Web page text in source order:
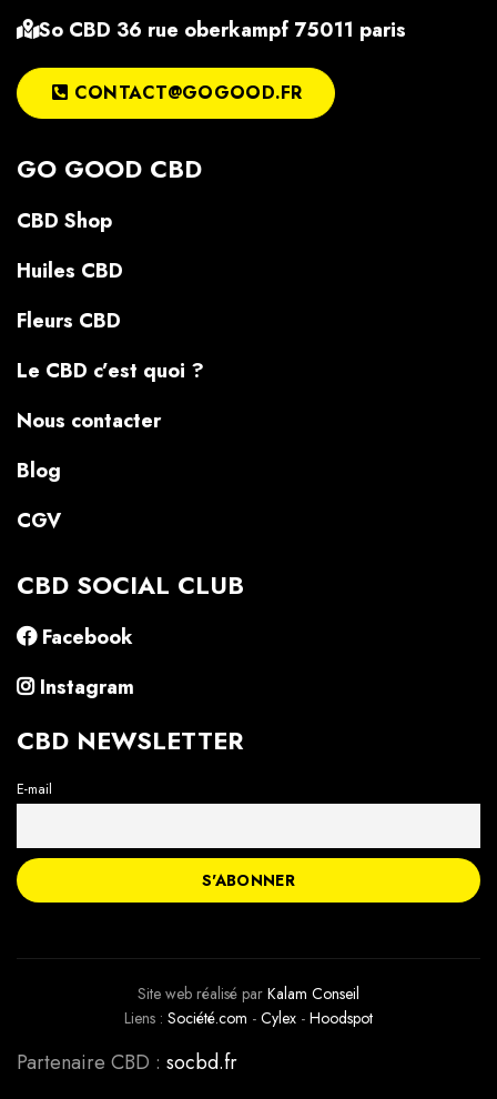
So CBD 36 rue oberkampf 75011 paris
CONTACT@GOGOOD.FR
GO GOOD CBD
CBD Shop
Huiles CBD
Fleurs CBD
Le CBD c’est quoi ?
Nous contacter
Blog
CGV
CBD SOCIAL CLUB
Facebook
Instagram
CBD NEWSLETTER
E-mail
Site web réalisé par Kalam Conseil
Liens : Société.com - Cylex - Hoodspot
Partenaire CBD : socbd.fr